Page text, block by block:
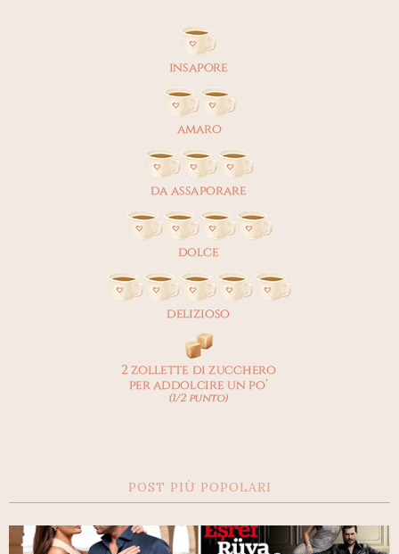
POST PIÙ POPOLARI